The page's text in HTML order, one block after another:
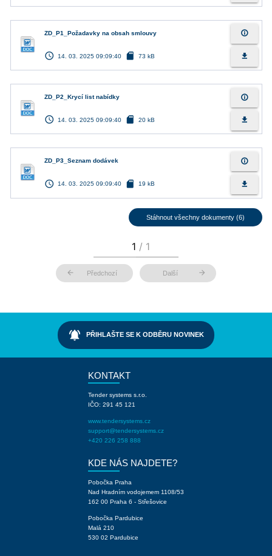
ZD_P1_Požadavky na obsah smlouvy
access_time 14. 03. 2025 09:09:40 sd_card 73 kB
info_outline
file_download
ZD_P2_Krycí list nabídky
access_time 14. 03. 2025 09:09:40 sd_card 20 kB
info_outline
file_download
ZD_P3_Seznam dodávek
access_time 14. 03. 2025 09:09:40 sd_card 19 kB
info_outline
file_download
Stáhnout všechny dokumenty (6)
arrow_back Předchozí Další arrow_forward
notifications_active PŘIHLAŠTE SE K ODBĚRU NOVINEK
KONTAKT
Tender systems s.r.o.
IČO: 291 45 121
www.tendersystems.cz
support@tendersystems.cz
+420 226 258 888
KDE NÁS NAJDETE?
Pobočka Praha
Nad Hradním vodojemem 1108/53
162 00 Praha 6 - Střešovice
Pobočka Pardubice
Malá 210
530 02 Pardubice